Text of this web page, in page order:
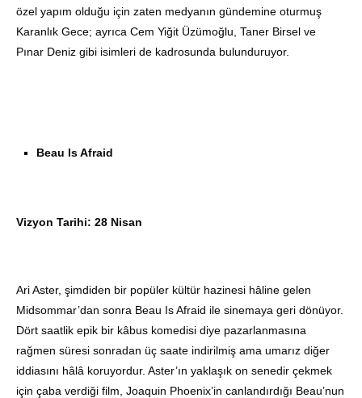
özel yapım olduğu için zaten medyanın gündemine oturmuş
Karanlık Gece; ayrıca Cem Yiğit Üzümoğlu, Taner Birsel ve
Pınar Deniz gibi isimleri de kadrosunda bulunduruyor.
Beau Is Afraid
Vizyon Tarihi: 28 Nisan
Ari Aster, şimdiden bir popüler kültür hazinesi hâline gelen
Midsommar’dan sonra Beau Is Afraid ile sinemaya geri dönüyor.
Dört saatlik epik bir kâbus komedisi diye pazarlanmasına
rağmen süresi sonradan üç saate indirilmiş ama umarız diğer
iddiasını hâlâ koruyordur. Aster’ın yaklaşık on senedir çekmek
için çaba verdiği film, Joaquin Phoenix’in canlandırdığı Beau’nun